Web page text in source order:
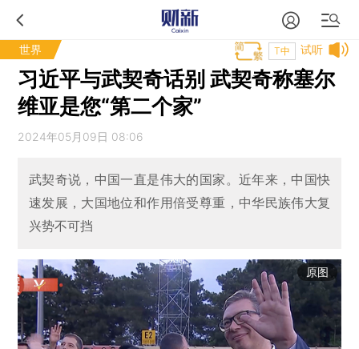
世界 试听
T中
习近平与武契奇话别 武契奇称塞尔
维亚是您“第二个家”
2024年05月09日 08:06
武契奇说，中国一直是伟大的国家。近年来，中国快
速发展，大国地位和作用倍受尊重，中华民族伟大复
兴势不可挡
原图